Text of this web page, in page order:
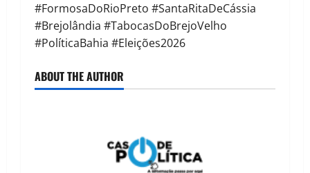
#FormosaDoRioPreto #SantaRitaDeCássia
#Brejolândia #TabocasDoBrejoVelho
#PolíticaBahia #Eleições2026
ABOUT THE AUTHOR